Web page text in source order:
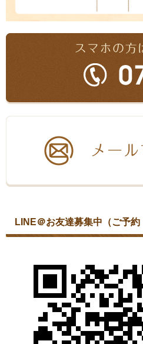
LINE＠お友達募集中（ご予約